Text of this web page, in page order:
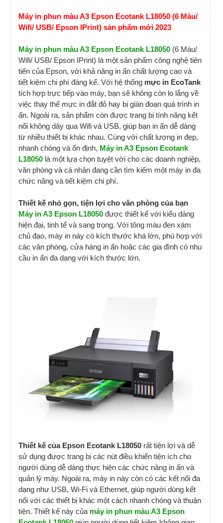
Máy in phun màu A3 Epson Ecotank L18050 (6 Màu/
Wifi/ USB/ Epson IPrint) sản phẩm mới 2023
Máy in phun màu A3 Epson Ecotank L18050 (6 Màu/
Wifi/ USB/ Epson IPrint) là một sản phẩm công nghệ tiên
tiến của Epson, với khả năng in ấn chất lượng cao và
tiết kiệm chi phí đáng kể. Với hệ thống mực in EcoTank
tích hợp trực tiếp vào máy, bạn sẽ không còn lo lắng về
việc thay thế mực in đắt đỏ hay bị gián đoạn quá trình in
ấn. Ngoài ra, sản phẩm còn được trang bị tính năng kết
nối không dây qua Wifi và USB, giúp bạn in ấn dễ dàng
từ nhiều thiết bị khác nhau. Cùng với chất lượng in đẹp,
nhanh chóng và ổn định, Máy in A3 Epson Ecotank
L18050 là một lựa chọn tuyệt vời cho các doanh nghiệp,
văn phòng và cá nhân đang cần tìm kiếm một máy in đa
chức năng và tiết kiệm chi phí.
Thiết kế nhỏ gọn, tiện lợi cho văn phòng của bạn
Máy in A3 Epson L18050 được thiết kế với kiểu dáng
hiện đại, tinh tế và sang trọng. Với tông màu đen xám
chủ đạo, máy in này có kích thước khá lớn, phù hợp với
các văn phòng, cửa hàng in ấn hoặc các gia đình có nhu
cầu in ấn đa dạng với kích thước lớn.
Thiết kế của Epson Ecotank L18050 rất tiện lợi và dễ
sử dụng được trang bị các nút điều khiển tiện ích cho
người dùng dễ dàng thực hiện các chức năng in ấn và
quản lý máy. Ngoài ra, máy in này còn có các kết nối đa
dạng như USB, Wi-Fi và Ethernet, giúp người dùng kết
nối với các thiết bị khác một cách nhanh chóng và thuận
tiện. Thiết kế này của máy in phun màu A3 Epson